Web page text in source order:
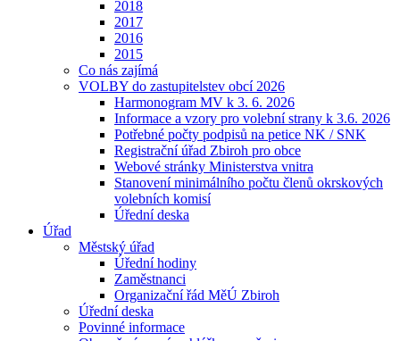
2018
2017
2016
2015
Co nás zajímá
VOLBY do zastupitelstev obcí 2026
Harmonogram MV k 3. 6. 2026
Informace a vzory pro volební strany k 3.6. 2026
Potřebné počty podpisů na petice NK / SNK
Registrační úřad Zbiroh pro obce
Webové stránky Ministerstva vnitra
Stanovení minimálního počtu členů okrskových
volebních komisí
Úřední deska
Úřad
Městský úřad
Úřední hodiny
Zaměstnanci
Organizační řád MěÚ Zbiroh
Úřední deska
Povinné informace